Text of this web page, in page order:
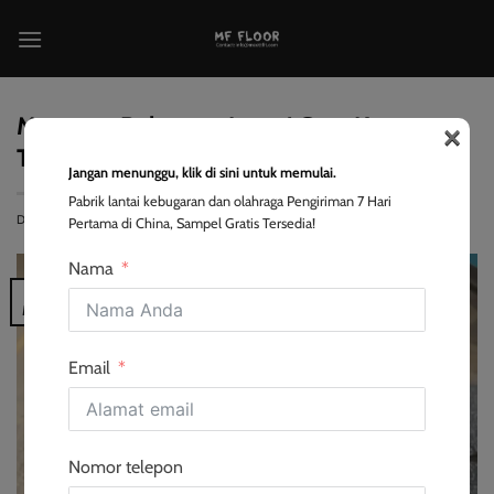
Mengapa Beberapa Lantai Gym Karet
Terasa Terlalu Melenting
DIPOSTING DI2026-05-18 OLEH LEO
Mei
Jangan menunggu, klik di sini untuk memulai.
Pabrik lantai kebugaran dan olahraga Pengiriman 7 Hari
Pertama di China, Sampel Gratis Tersedia!
Nama
Email
Nomor telepon
×